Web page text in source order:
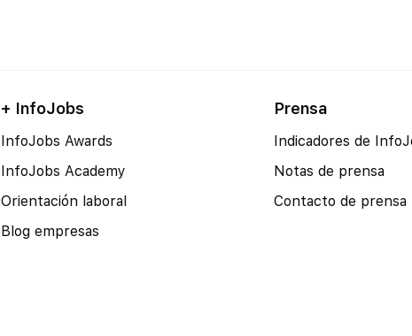
+ InfoJobs
InfoJobs Awards
InfoJobs Academy
Orientación laboral
Blog empresas
Prensa
Indicadores de
Notas de prensa
Contacto de prensa